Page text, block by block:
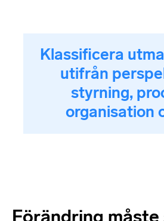
Klassificera
utifrån
styrning,
organisation